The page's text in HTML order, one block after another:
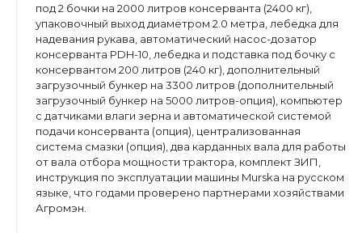
под 2 бочки на 2000 литров консерванта (2400 кг),
упаковочный выход диаметром 2.0 метра, лебедка для
надевания рукава, автоматический насос-дозатор
консерванта PDH-10, лебедка и подставка под бочку с
консервантом 200 литров (240 кг), дополнительный
загрузочный бункер на 3300 литров (дополнительный
загрузочный бункер на 5000 литров-опция), компьютер
с датчиками влаги зерна и автоматической системой
подачи консерванта (опция), централизованная
система смазки (опция), два карданных вала для работы
от вала отбора мощности трактора, комплект ЗИП,
инструкция по эксплуатации машины Murska на русском
языке, что годами проверено партнерами хозяйствами
Агpомэн.